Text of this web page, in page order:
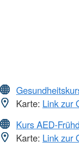
Karte: Link zur
Kurs AED-
Karte: Link zur